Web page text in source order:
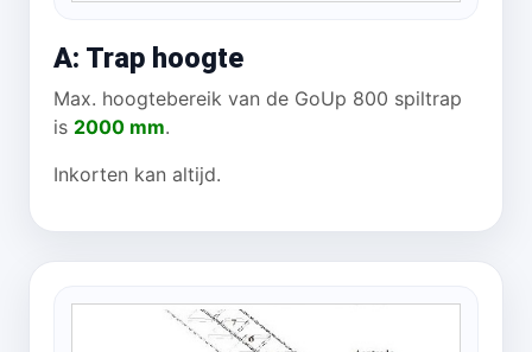
A: Trap hoogte
Max. hoogtebereik van de GoUp 800 spiltrap
is 2000 mm.
Inkorten kan altijd.